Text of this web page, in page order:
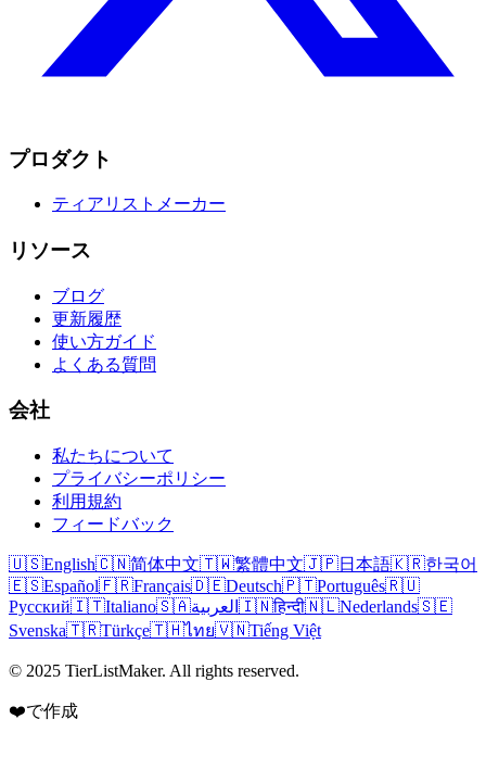
プロダクト
ティアリストメーカー
リソース
ブログ
更新履歴
使い方ガイド
よくある質問
会社
私たちについて
プライバシーポリシー
利用規約
フィードバック
🇺🇸English🇨🇳简体中文🇹🇼繁體中文🇯🇵日本語🇰🇷한국어
🇪🇸Español🇫🇷Français🇩🇪Deutsch🇵🇹Português🇷🇺
Русский🇮🇹Italiano🇸🇦العربية 🇮🇳हिन्दी🇳🇱Nederlands🇸🇪
Svenska🇹🇷Türkçe🇹🇭ไทย🇻🇳Tiếng Việt
© 2025 TierListMaker. All rights reserved.
❤️で作成